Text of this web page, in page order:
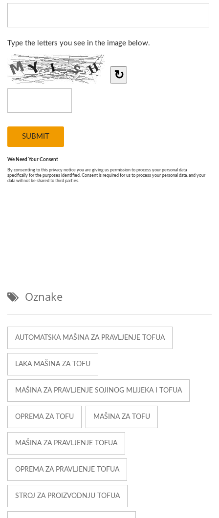
Oznake
AUTOMATSKA MAŠINA ZA PRAVLJENJE TOFUA
LAKA MAŠINA ZA TOFU
MAŠINA ZA PRAVLJENJE SOJINOG MLIJEKA I TOFUA
OPREMA ZA TOFU MAŠINA ZA TOFU
MAŠINA ZA PRAVLJENJE TOFUA
OPREMA ZA PRAVLJENJE TOFUA
STROJ ZA PROIZVODNJU TOFUA